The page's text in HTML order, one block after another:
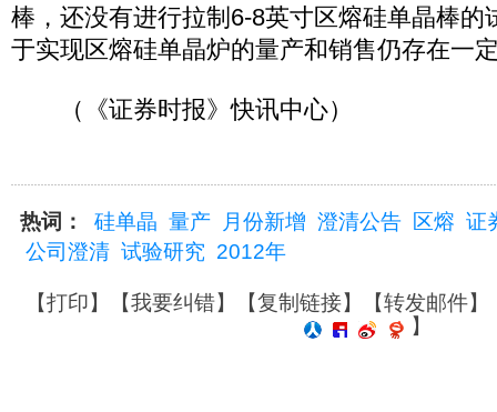
棒，还没有进行拉制6-8英寸区熔硅单晶棒的
于实现区熔硅单晶炉的量产和销售仍存在一
（《证券时报》快讯中心）
热词： 硅单晶 量产 月份新增 澄清公告 区熔 证
公司澄清 试验研究 2012年
【打印】【我要纠错】【复制链接】【转发邮件】
】